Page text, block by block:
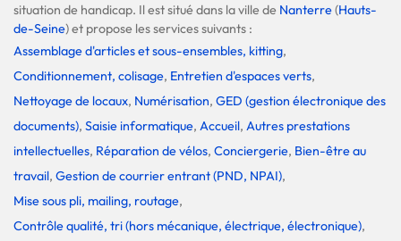
situation de handicap. Il est situé dans la ville de Nanterre(Hauts-
de-Seine) et propose les services suivants :
Assemblage d'articles et sous-ensembles, kitting,
Conditionnement, colisage, Entretien d'espaces verts,
Nettoyage de locaux, Numérisation, GED (gestion électronique des
documents), Saisie informatique, Accueil, Autres prestations
intellectuelles, Réparation de vélos, Conciergerie, Bien-être au
travail, Gestion de courrier entrant (PND, NPAI),
Mise sous pli, mailing, routage,
Contrôle qualité, tri (hors mécanique, électrique, électronique),